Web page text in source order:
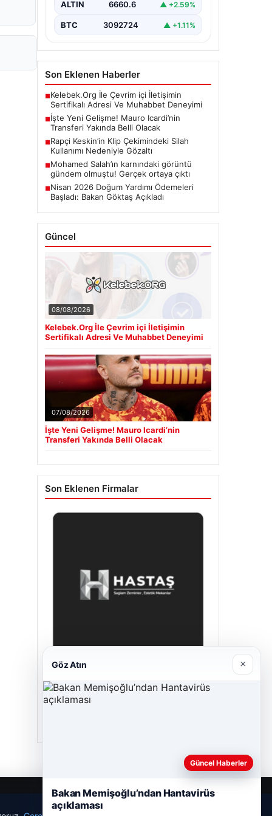
ALTIN 6660.6 ▲ +2.59%
BTC 3092724 ▲ +1.11%
Son Eklenen Haberler
■Kelebek.Org İle Çevrim içi İletişimin
Sertifikalı Adresi Ve Muhabbet Deneyimi
■İşte Yeni Gelişme! Mauro Icardi’nin
Transferi Yakında Belli Olacak
■Rapçi Keskin’in Klip Çekimindeki Silah
Kullanımı Nedeniyle Gözaltı
■Mohamed Salah’ın karnındaki görüntü
gündem olmuştu! Gerçek ortaya çıktı
■Nisan 2026 Doğum Yardımı Ödemeleri
Başladı: Bakan Göktaş Açıkladı
Güncel
08/08/2026
Kelebek.Org İle Çevrim içi İletişimin
Sertifikalı Adresi Ve Muhabbet Deneyimi
07/08/2026
İşte Yeni Gelişme! Mauro Icardi’nin
Transferi Yakında Belli Olacak
Son Eklenen Firmalar
Hastaş Beton
26/05/2026
Göz Atın ×
Güncel Haberler
Bakan Memişoğlu’ndan Hantavirüs
açıklaması